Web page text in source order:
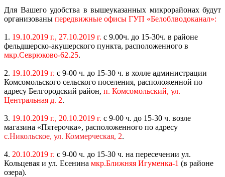
Для Вашего удобства в вышеуказанных микрорайонах будут
организованы передвижные офисы ГУП «Белоблводоканал»:
1. 19.10.2019 г., 27.10.2019 г. с 9.00ч. до 15-30ч. в районе
фельдшерско-акушерского пункта, расположенного в
мкр.Севрюково-62.25.
2. 19.10.2019 г. с 9-00 ч. до 15-30 ч. в холле администрации
Комсомольского сельского поселения, расположенной по
адресу Белгородский район, п. Комсомольский, ул.
Центральная д. 2.
3. 19.10.2019 г., 20.10.2019 г. с 9-00 ч. до 15-30 ч. возле
магазина «Пятерочка», расположенного по адресу
с.Никольское, ул. Коммерческая, 2.
4. 20.10.2019 г. с 9-00 ч. до 15-30 ч. на пересечении ул.
Кольцевая и ул. Есенина мкр.Ближняя Игуменка-1 (в районе
озера).